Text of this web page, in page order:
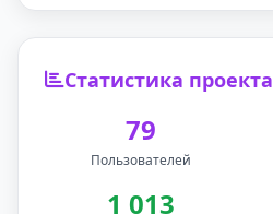
Статистика проекта
79
Пользователей
1 013